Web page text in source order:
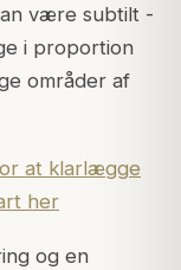
være subtilt -
i proportion
områder af
at klarlægge
her
og en